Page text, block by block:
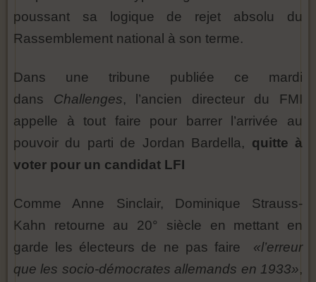
poussant sa logique de rejet absolu du
Rassemblement national à son terme.
Dans une tribune publiée ce mardi
dans Challenges, l’ancien directeur du FMI
appelle à tout faire pour barrer l’arrivée au
pouvoir du parti de Jordan Bardella, quitte à
voter pour un candidat LFI
Comme Anne Sinclair, Dominique Strauss-
Kahn retourne au 20° siècle en mettant en
garde les électeurs de ne pas faire «l’erreur
que les socio-démocrates allemands en 1933»,